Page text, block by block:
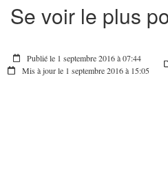
Se voir le plus
Publié le 1 septembre 2016 à 07:44
Mis à jour le 1 septembre 2016 à 15:05